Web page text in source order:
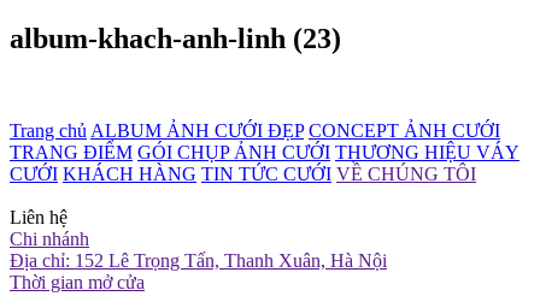
album-khach-anh-linh (23)
Trang chủ ALBUM ẢNH CƯỚI ĐẸP CONCEPT ẢNH CƯỚI
TRANG ĐIỂM GÓI CHỤP ẢNH CƯỚI THƯƠNG HIỆU VÁY
CƯỚI KHÁCH HÀNG TIN TỨC CƯỚI VỀ CHÚNG TÔI
Liên hệ
Chi nhánh
Địa chỉ: 152 Lê Trọng Tấn, Thanh Xuân, Hà Nội
Thời gian mở cửa